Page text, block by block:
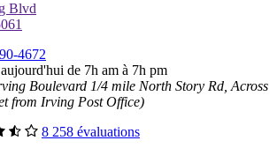
Blvd
4672
de 7h am à 7h pm
Boulevard 1/4 mile North Story Rd, Across
from Irving Post Office)
8 258 évaluations